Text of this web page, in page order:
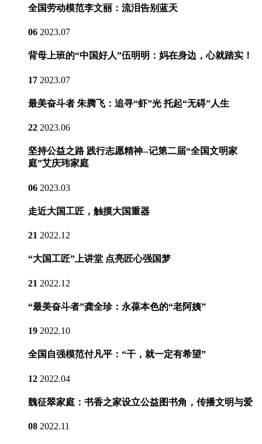
全国劳动模范李文丽：流泪告别蓝天
06 2023.07
背母上班的“中国好人”伍明明：妈在身边，心就踏实！
17 2023.07
最美奋斗者 朱腾飞：追寻“虾”光 托起“无碍”人生
22 2023.06
坚持公益之路 践行志愿精神--记第二届“全国文明家
庭”艾庆玮家庭
06 2023.03
走近大国工匠，触摸大国重器
21 2022.12
“大国工匠”上讲堂 点亮匠心强国梦
21 2022.12
“最美奋斗者”龚全珍：永葆本色的“老阿姨”
19 2022.10
全国自强模范付凡平：“干，就一定有希望”
12 2022.04
魏征翠家庭：书香之家设立公益图书角，传播文明与爱
08 2022.11